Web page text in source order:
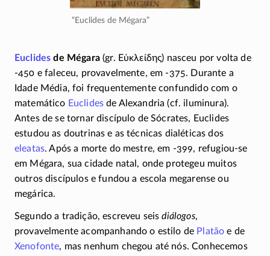
“Euclides de Mégara”
Euclides de Mégara(gr. Εὐκλείδης) nasceu por volta de
-450 e faleceu, provavelmente, em -375. Durante a
Idade Média, foi frequentemente confundido com o
matemático Euclides de Alexandria (cf. iluminura).
Antes de se tornar discípulo de Sócrates, Euclides
estudou as doutrinas e as técnicas dialéticas dos
eleatas. Após a morte do mestre, em -399, refugiou-se
em Mégara, sua cidade natal, onde protegeu muitos
outros discípulos e fundou a escola megarense ou
megárica.
Segundo a tradição, escreveu seisdiálogos,
provavelmente acompanhando o estilo de Platão e de
Xenofonte, mas nenhum chegou até nós. Conhecemos